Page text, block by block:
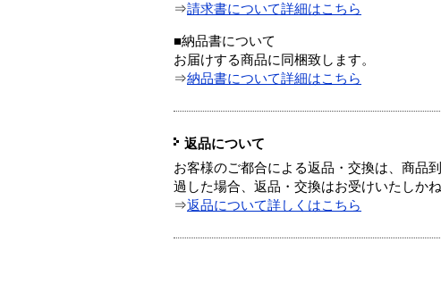
⇒請求書について詳細はこちら
■納品書について
お届けする商品に同梱致します。
⇒納品書について詳細はこちら
返品について
お客様のご都合による返品・交換は、商品
過した場合、返品・交換はお受けいたしかね
⇒返品について詳しくはこちら